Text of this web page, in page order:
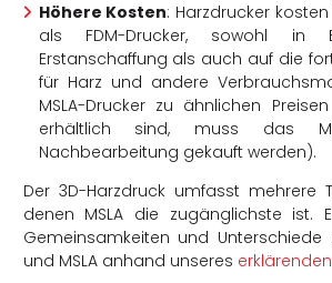
Höhere Kosten: Harzdrucker
als FDM-Drucker, sowohl
Erstanschaffung als auch auf die
für Harz und andere
MSLA-Drucker zu ähnlichen
erhältlich sind, muss das
Nachbearbeitung gekauft werden).
Der 3D-Harzdruck umfasst mehrere
denen MSLA die zugänglichste ist.
Gemeinsamkeiten und Unterschiede
und MSLA anhand unseres